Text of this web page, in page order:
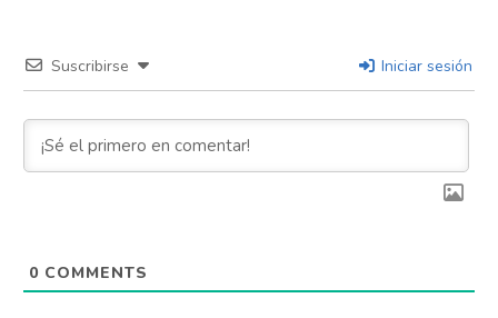
Suscribirse Iniciar sesión
0 COMMENTS